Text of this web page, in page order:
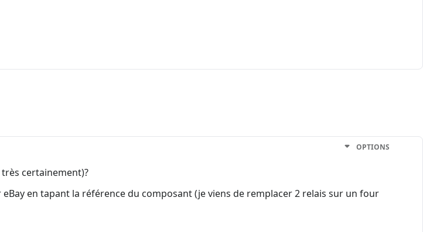
OPTIONS
certainement)?
en tapant la référence du composant (je viens de remplacer 2 relais sur un four